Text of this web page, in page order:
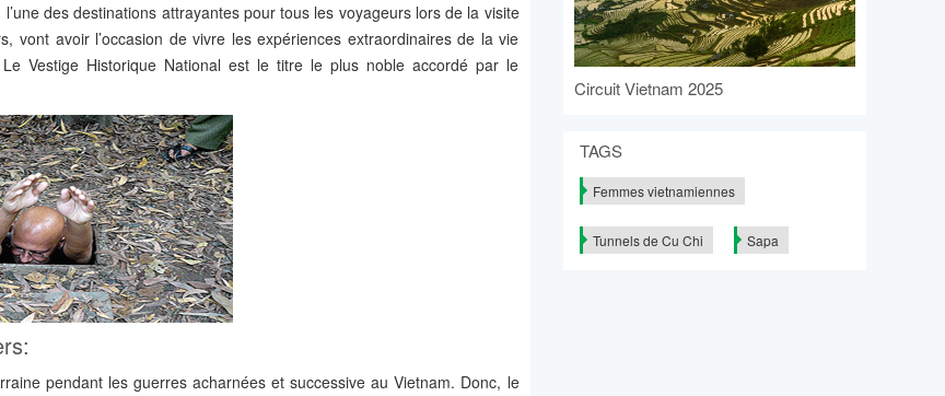
des destinations attrayantes pour tous les voyageurs lors de la visite
vont avoir l’occasion de vivre les expériences extraordinaires de la vie
Vestige Historique National est le titre le plus noble accordé par le
pendant les guerres acharnées et successive au Vietnam. Donc, le
Circuit Vietnam 2025
TAGS
Femmes vietnamiennes
Tunnels de Cu Chi Sapa